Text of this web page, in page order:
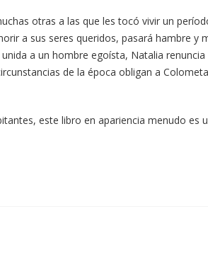
otras a las que les tocó vivir un
a sus seres queridos, pasará hambre y
a un hombre egoísta, Natalia
de la época obligan a
este libro en apariencia menudo es